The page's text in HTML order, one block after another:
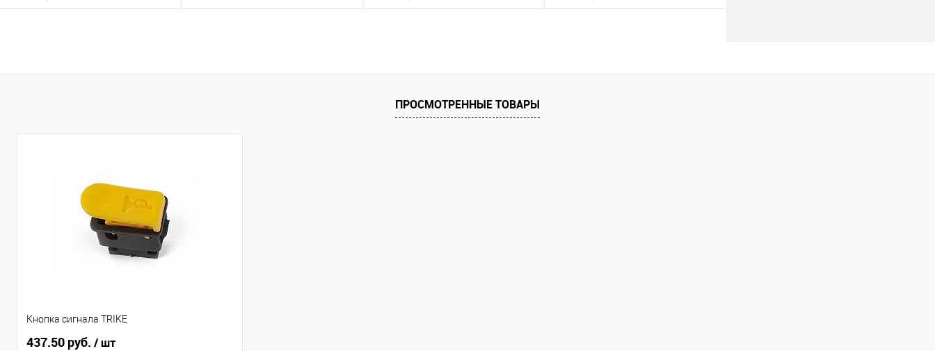
ПРОСМОТРЕННЫЕ ТОВАРЫ
Кнопка сигнала TRIKE
437.50 руб. / шт